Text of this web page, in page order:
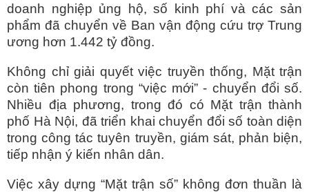
doanh nghiệp ủng hộ, số kinh phí và các sản
phẩm đã chuyển về Ban vận động cứu trợ Trung
ương hơn 1.442 tỷ đồng.
Không chỉ giải quyết việc truyền thống, Mặt trận
còn tiên phong trong “việc mới” - chuyển đổi số.
Nhiều địa phương, trong đó có Mặt trận thành
phố Hà Nội, đã triển khai chuyển đổi số toàn diện
trong công tác tuyên truyền, giám sát, phản biện,
tiếp nhận ý kiến nhân dân.
Việc xây dựng “Mặt trận số” không đơn thuần là